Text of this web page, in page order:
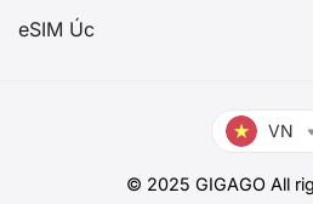
eSIM Úc
VN
© 2025 GIGAGO All